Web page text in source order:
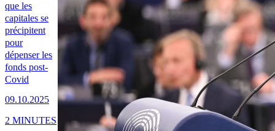
que les
capitales se
précipitent
pour
dépenser les
fonds post-
Covid
09.10.2025
2 MINUTES